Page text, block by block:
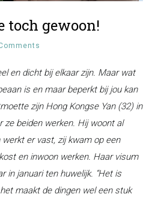
toch gewoon!
en dicht bij elkaar zijn. Maar wat
is en maar beperkt bij jou kan
zijn Hong Kongse Yan (32) in
beiden werken. Hij woont al
er vast, zij kwam op een
en inwoon werken. Haar visum
in januari ten huwelijk. “Het is
maakt de dingen wel een stuk